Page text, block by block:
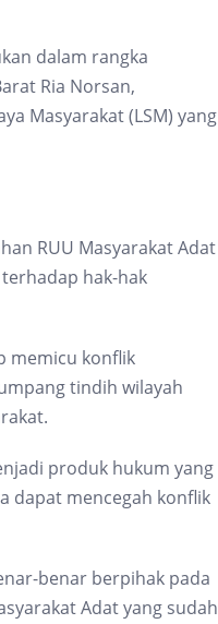
dalam rangka
Ria Norsan,
Masyarakat (LSM) yang
RUU Masyarakat Adat
hak-hak
memicu konflik
tindih wilayah
produk hukum yang
dapat mencegah konflik
benar berpihak pada
Adat yang sudah